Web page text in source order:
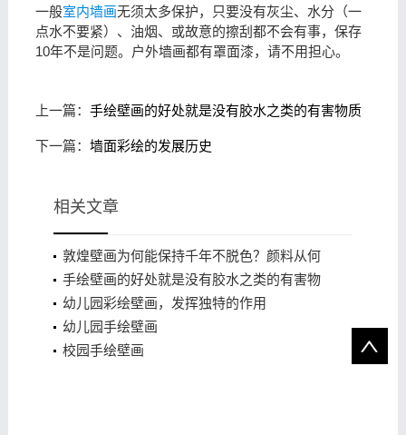
一般室内墙画无须太多保护，只要没有灰尘、水分（一
点水不要紧）、油烟、或故意的擦刮都不会有事，保存
10年不是问题。户外墙画都有罩面漆，请不用担心。
上一篇： 手绘壁画的好处就是没有胶水之类的有害物质
下一篇： 墙面彩绘的发展历史
相关文章
敦煌壁画为何能保持千年不脱色？颜料从何
处来？
手绘壁画的好处就是没有胶水之类的有害物
质
幼儿园彩绘壁画，发挥独特的作用
幼儿园手绘壁画
校园手绘壁画